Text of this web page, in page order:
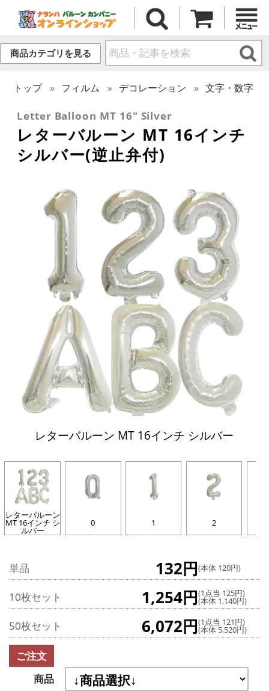
商品カテゴリを見る
トップ フィルム デコレーション 文字・数字
Letter Balloon MT 16" Silver
レターバルーン MT 16インチ
シルバー(逆止弁付)
レターバルーン MT 16インチ シルバー
レターバルーン
MT 16インチ シ
ルバー
0 1 2
単品 132円(本体 120円)
10枚セット 1,254円(1点当 125円)
(本体 1,140円)
50枚セット 6,072円(1点当 121円)
(本体 5,520円)
ご注文
商品